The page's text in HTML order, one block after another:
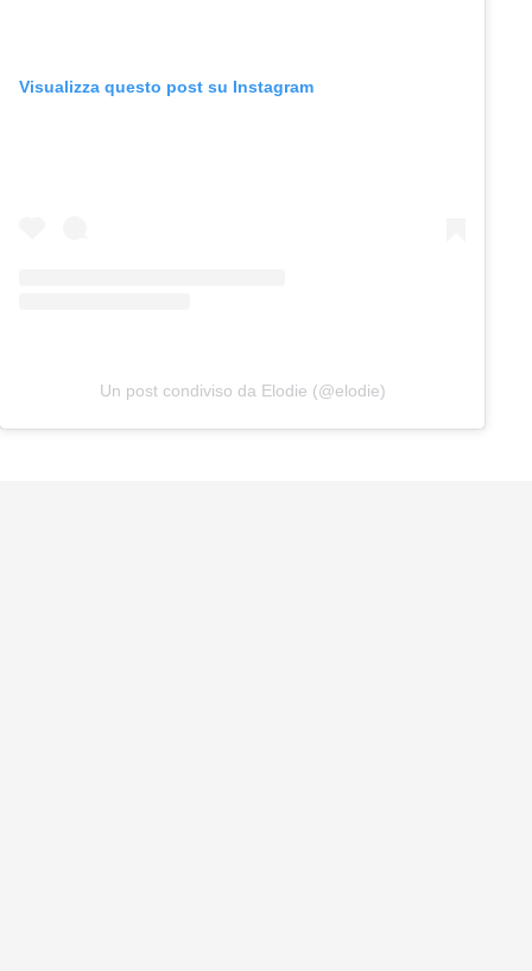
Visualizza questo post su Instagram
Un post condiviso da Elodie (@elodie)